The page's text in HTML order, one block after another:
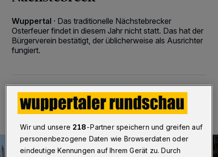
Wuppertal · Das traditionelle Nächstebrecker
Osterfeuer findet in diesem Jahr nicht statt. Das hat der
Bürgerverein bestätigt, der üblicherweise als Ausrichter
fungiert.
25.03.2024 , 19:20 Uhr Eine Minute Lesezeit
Wir und unsere 218-Partner speichern und greifen auf
personenbezogene Daten wie Browserdaten oder
eindeutige Kennungen auf Ihrem Gerät zu. Durch